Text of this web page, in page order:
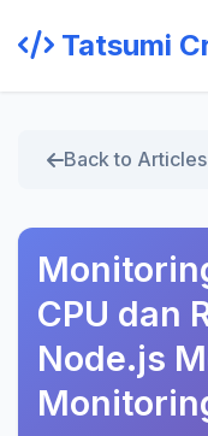
Tatsumi
Back to Articles
CPU dan
Node.js